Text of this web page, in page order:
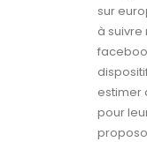
sur
à
estimer
pour